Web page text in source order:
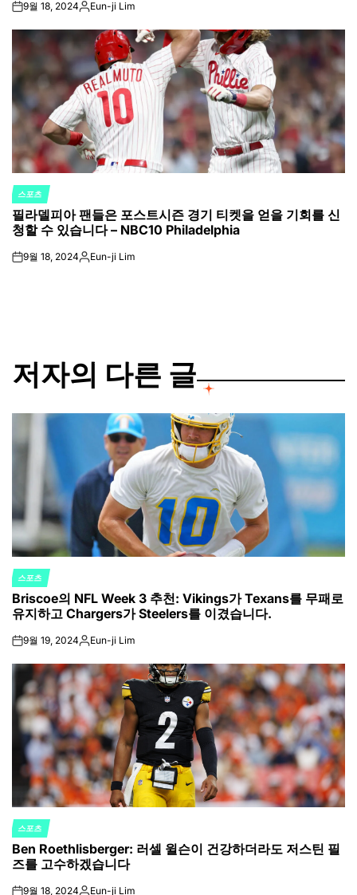
on9월 18, 2024Posted
Eun-ji Lim
POSTED
IN
스포츠
필라델피아 팬들은 포스트시즌 경기 티켓을 얻을 기회를 신
청할 수 있습니다 – NBC10 Philadelphia
on9월 18, 2024Posted
Eun-ji Lim
저자의 다른 글
POSTED
IN
스포츠
Briscoe의 NFL Week 3 추천: Vikings가 Texans를 무패로
유지하고 Chargers가 Steelers를 이겼습니다.
on9월 19, 2024Posted
Eun-ji Lim
POSTED
IN
스포츠
Ben Roethlisberger: 러셀 윌슨이 건강하더라도 저스틴 필
즈를 고수하겠습니다
9월 18, 2024 Eun-ji Lim